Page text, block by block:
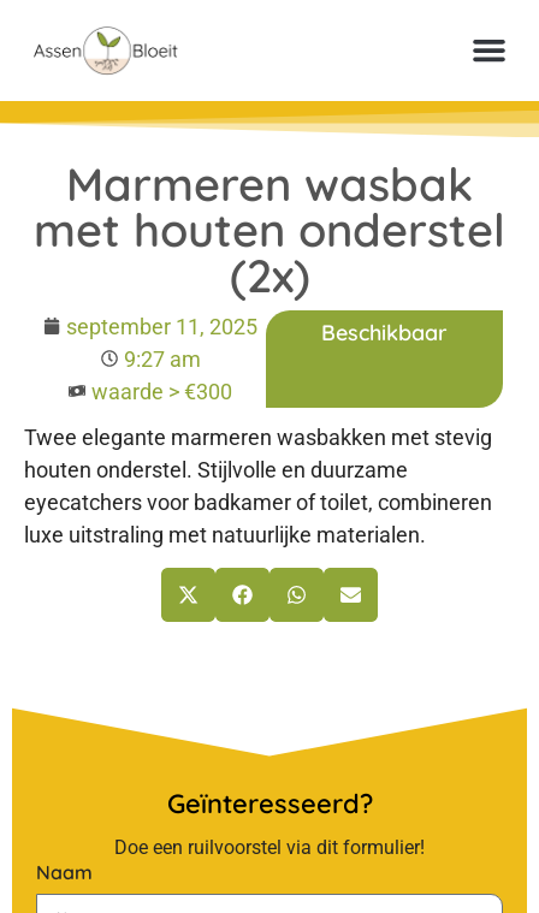
Marmeren wasbak
met houten onderstel
(2x)
Beschikbaar
september 11, 2025
9:27 am
waarde > €300
Twee elegante marmeren wasbakken met stevig
houten onderstel. Stijlvolle en duurzame
eyecatchers voor badkamer of toilet, combineren
luxe uitstraling met natuurlijke materialen.
Geïnteresseerd?
Doe een ruilvoorstel via dit formulier!
Naam